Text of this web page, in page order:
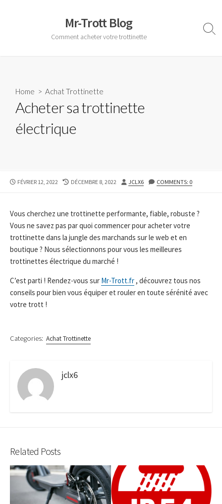
Mr-Trott Blog
Comment acheter votre trottinette
Home > Achat Trottinette
Acheter sa trottinette
électrique
PUBLISHED
FÉVRIER 12, 2022
LAST
DÉCEMBRE 8, 2022 AUTHOR
JCLX6 COMMENTS: 0
Vous cherchez une trottinette performante, fiable, robuste ?
Vous ne savez pas par quoi commencer pour acheter votre
trottinette dans la jungle des marchands sur le web et en
boutique ? Nous sélectionnons pour vous les meilleures
trottinettes électrique du marché !
C’est parti ! Rendez-vous sur Mr-Trott.fr, découvrez tous nos
conseils pour bien vous équiper et rouler en toute sérénité avec
votre trott !
Categories: Achat Trottinette
jclx6
Related Posts